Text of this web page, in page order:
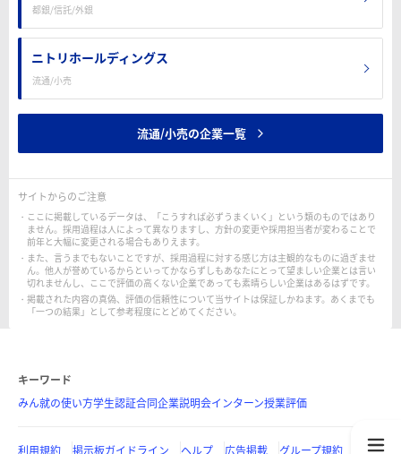
都銀/信託/外銀
ニトリホールディングス
流通/小売
流通/小売の企業一覧
サイトからのご注意
ここに掲載しているデータは、「こうすれば必ずうまくいく」という類のものではあり
ません。採用過程は人によって異なりますし、方針の変更や採用担当者が変わることで
前年と大幅に変更される場合もありえます。
また、言うまでもないことですが、採用過程に対する感じ方は主観的なものに過ぎませ
ん。他人が誉めているからといってかならずしもあなたにとって望ましい企業とは言い
切れませんし、ここで評価の高くない企業であっても素晴らしい企業はあるはずです。
掲載された内容の真偽、評価の信頼性について当サイトは保証しかねます。あくまでも
「一つの結果」として参考程度にとどめてください。
キーワード
みん就の使い方学生認証合同企業説明会インターン授業評価
利用規約 掲示板ガイドライン ヘルプ 広告掲載 グループ規約